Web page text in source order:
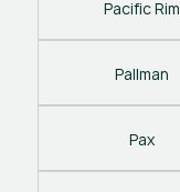
Pacific Rim
Pallman
Pax